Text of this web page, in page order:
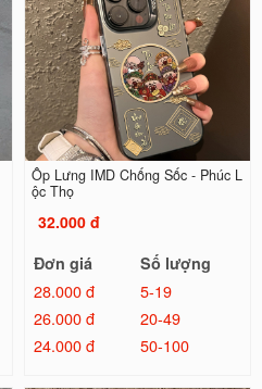
Ốp Lưng IMD Chống Sốc - Phúc L
ộc Thọ
32.000 đ
Đơn giá
Số lượng
28.000 đ
5-19
26.000 đ
20-49
24.000 đ
50-100